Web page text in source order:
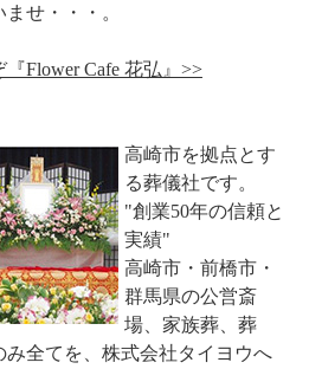
せ・・・。
Flower Cafe 花弘』>>
高崎市を拠点とす
る葬儀社です。
"創業50年の信頼と
実績"
高崎市・前橋市・
群馬県の公営斎
場、家族葬、葬
全てを、株式会社タイヨウへ